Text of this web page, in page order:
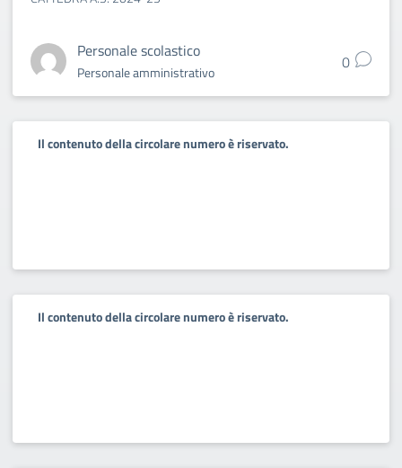
Personale scolastico
Personale amministrativo 0
Il contenuto della circolare numero è riservato.
Il contenuto della circolare numero è riservato.